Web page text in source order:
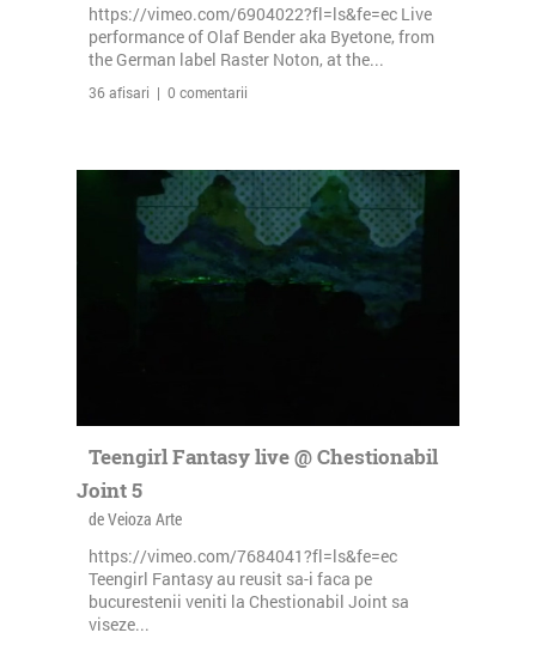
https://vimeo.com/6904022?fl=ls&fe=ec Live
performance of Olaf Bender aka Byetone, from
the German label Raster Noton, at the...
36 afisari | 0 comentarii
Teengirl Fantasy live @ Chestionabil
Joint 5
de Veioza Arte
https://vimeo.com/7684041?fl=ls&fe=ec
Teengirl Fantasy au reusit sa-i faca pe
bucurestenii veniti la Chestionabil Joint sa
viseze...